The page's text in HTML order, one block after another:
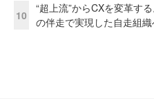
10
“超上流”からCXを変革す
の伴走で実現した自走組